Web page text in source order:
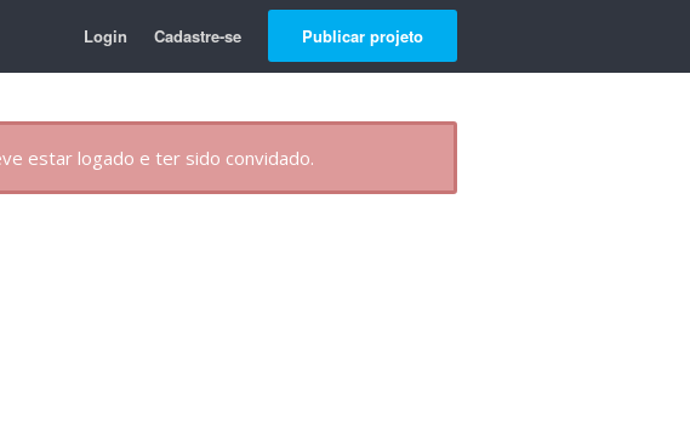
Login Cadastre-se Publicar projeto
estar logado e ter sido convidado.